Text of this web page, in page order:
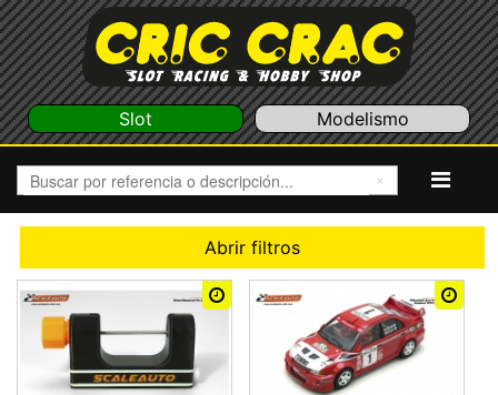
Slot Modelismo
Abrir filtros